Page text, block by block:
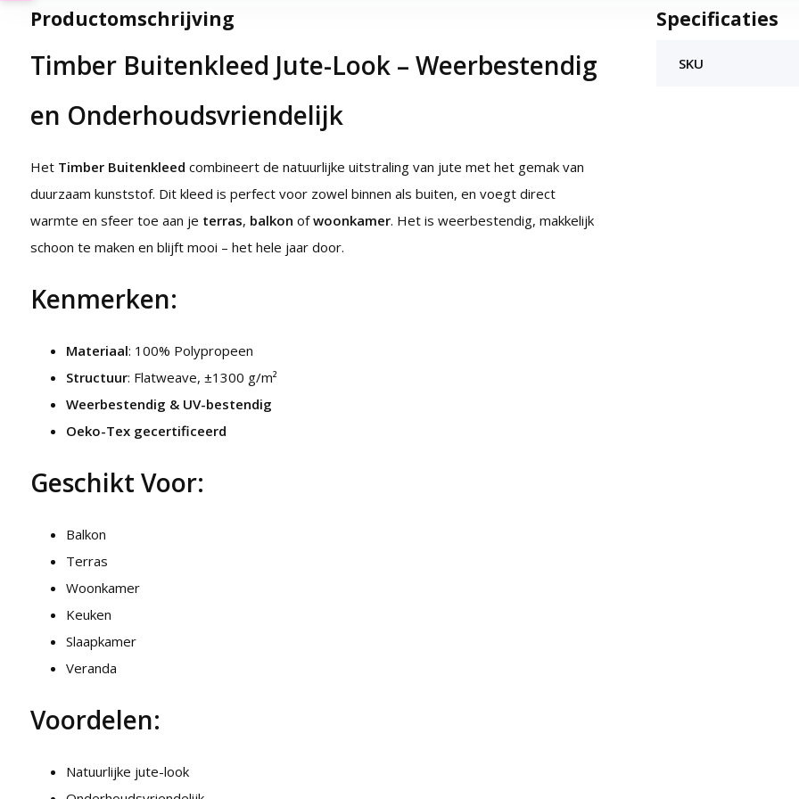
Productomschrijving
Timber Buitenkleed Jute-Look – Weerbestendig
en Onderhoudsvriendelijk
Het Timber Buitenkleed combineert de natuurlijke uitstraling van jute met het gemak van
duurzaam kunststof. Dit kleed is perfect voor zowel binnen als buiten, en voegt direct
warmte en sfeer toe aan je terras, balkon ofwoonkamer. Het is weerbestendig, makkelijk
schoon te maken en blijft mooi – het hele jaar door.
Kenmerken:
Materiaal: 100% Polypropeen
Structuur: Flatweave, ±1300 g/m²
Weerbestendig & UV-bestendig
Oeko-Tex gecertificeerd
Geschikt Voor:
Balkon
Terras
Woonkamer
Keuken
Slaapkamer
Veranda
Voordelen:
Natuurlijke jute-look
Specificaties
SKU